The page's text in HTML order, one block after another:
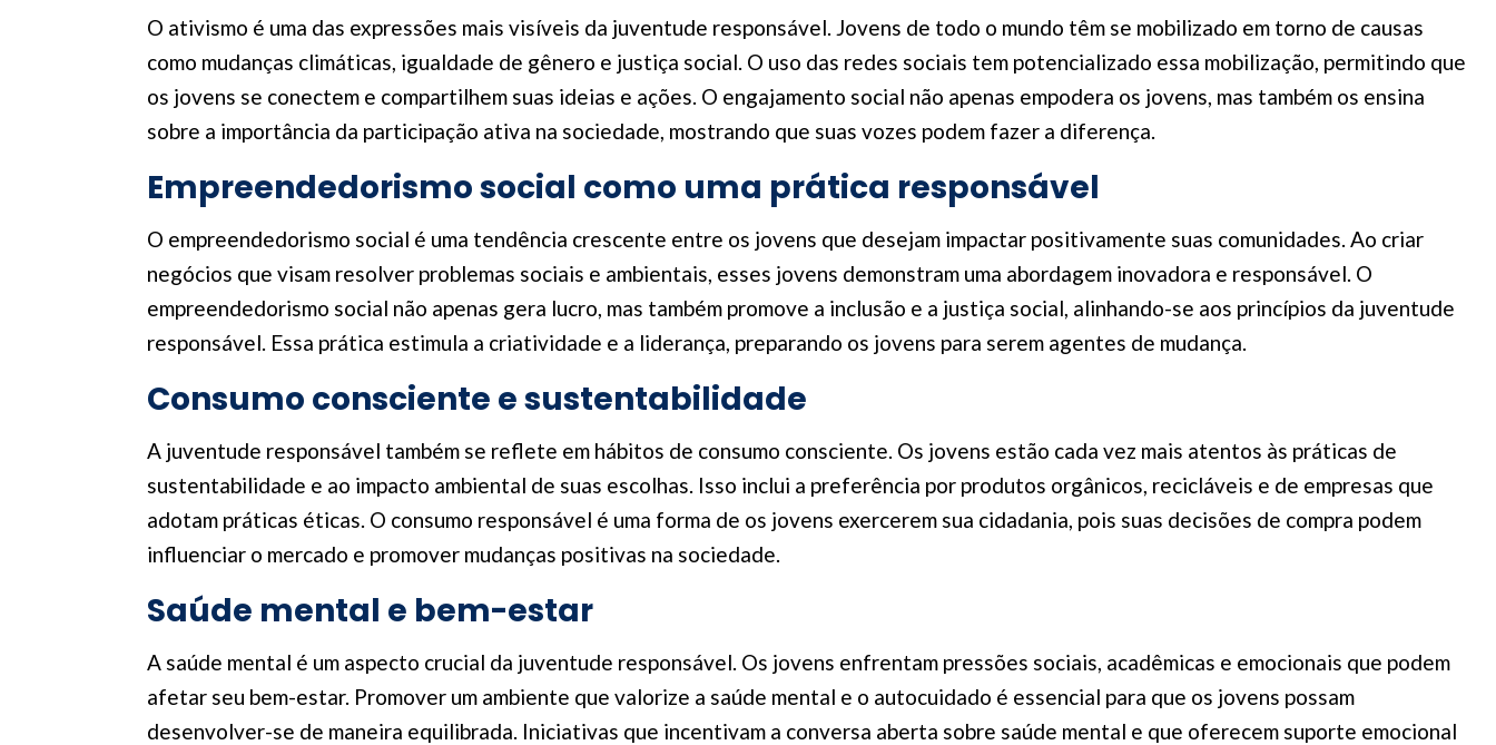
O ativismo é uma das expressões mais visíveis da juventude responsável. Jovens de todo o mundo têm se mobilizado em torno de causas
como mudanças climáticas, igualdade de gênero e justiça social. O uso das redes sociais tem potencializado essa mobilização, permitindo que
os jovens se conectem e compartilhem suas ideias e ações. O engajamento social não apenas empodera os jovens, mas também os ensina
sobre a importância da participação ativa na sociedade, mostrando que suas vozes podem fazer a diferença.
Empreendedorismo social como uma prática responsável
O empreendedorismo social é uma tendência crescente entre os jovens que desejam impactar positivamente suas comunidades. Ao criar
negócios que visam resolver problemas sociais e ambientais, esses jovens demonstram uma abordagem inovadora e responsável. O
empreendedorismo social não apenas gera lucro, mas também promove a inclusão e a justiça social, alinhando-se aos princípios da juventude
responsável. Essa prática estimula a criatividade e a liderança, preparando os jovens para serem agentes de mudança.
Consumo consciente e sustentabilidade
A juventude responsável também se reflete em hábitos de consumo consciente. Os jovens estão cada vez mais atentos às práticas de
sustentabilidade e ao impacto ambiental de suas escolhas. Isso inclui a preferência por produtos orgânicos, recicláveis e de empresas que
adotam práticas éticas. O consumo responsável é uma forma de os jovens exercerem sua cidadania, pois suas decisões de compra podem
influenciar o mercado e promover mudanças positivas na sociedade.
Saúde mental e bem-estar
A saúde mental é um aspecto crucial da juventude responsável. Os jovens enfrentam pressões sociais, acadêmicas e emocionais que podem
afetar seu bem-estar. Promover um ambiente que valorize a saúde mental e o autocuidado é essencial para que os jovens possam
desenvolver-se de maneira equilibrada. Iniciativas que incentivam a conversa aberta sobre saúde mental e que oferecem suporte emocional